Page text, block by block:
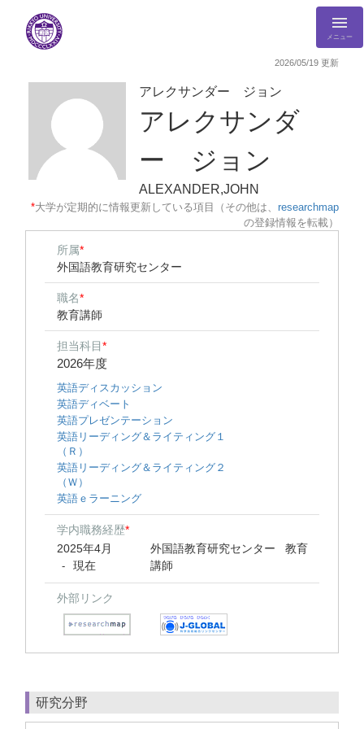
メニュー
2026/05/19 更新
アレクサンダー ジョン
アレクサンダ
ー ジョン
ALEXANDER,JOHN
*大学が定期的に情報更新している項目（その他は、 researchmap
の登録情報を転載）
所属*
外国語教育研究センター
職名*
教育講師
担当科目*
2026年度
英語ディスカッション
英語ディベート
英語プレゼンテーション
英語リーディング＆ライティング１
（Ｒ）
英語リーディング＆ライティング２
（Ｗ）
英語ｅラーニング
学内職務経歴*
2025年4月
- 現在
外国語教育研究センター 教育
講師
外部リンク
研究分野